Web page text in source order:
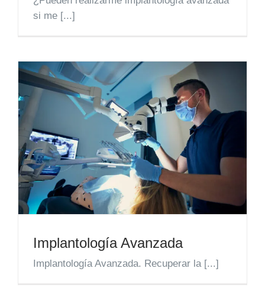
si me [...]
Implantología Avanzada
Implantología Avanzada. Recuperar la [...]